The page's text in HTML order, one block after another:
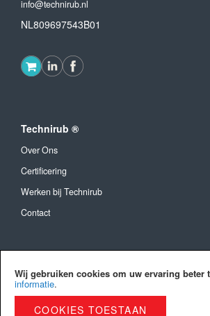
Wij gebruiken cookies om uw ervaring beter
informatie.
COOKIES TOESTAAN
info@technirub.nl
NL809697543B01
Technirub ®
Over Ons
Certificering
Werken bij Technirub
Contact
Algemene Voorwaarden